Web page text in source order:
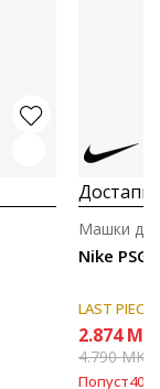
Nike PSG
Машки
LAST PIECE
2.874
4.790MKD
Попуст40